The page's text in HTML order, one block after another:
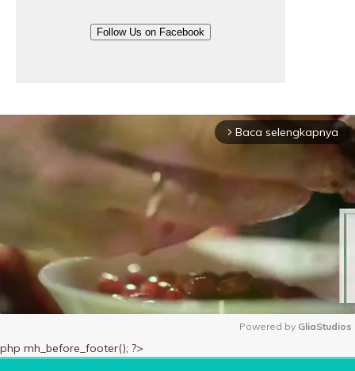
Follow Us on Facebook
arrow_forward_ios Baca selengkapnya
M
Powered by GliaStudios
php mh_before_footer(); ?>